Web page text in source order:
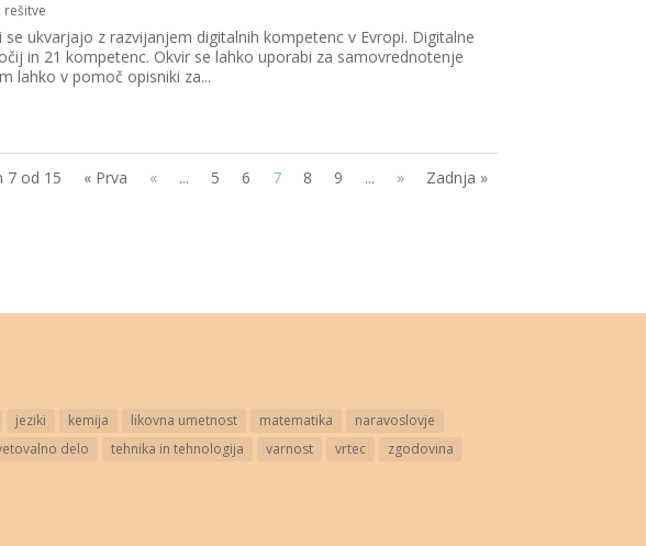
rešitve
ukvarjajo z razvijanjem digitalnih kompetenc v Evropi. Digitalne
in 21 kompetenc. Okvir se lahko uporabi za samovrednotenje
lahko v pomoč opisniki za...
7 od 15 « Prva « ... 5 6 7 8 9 ... » Zadnja »
jeziki kemija likovna umetnost matematika
naravoslovje
delo tehnika in tehnologija varnost vrtec
zgodovina